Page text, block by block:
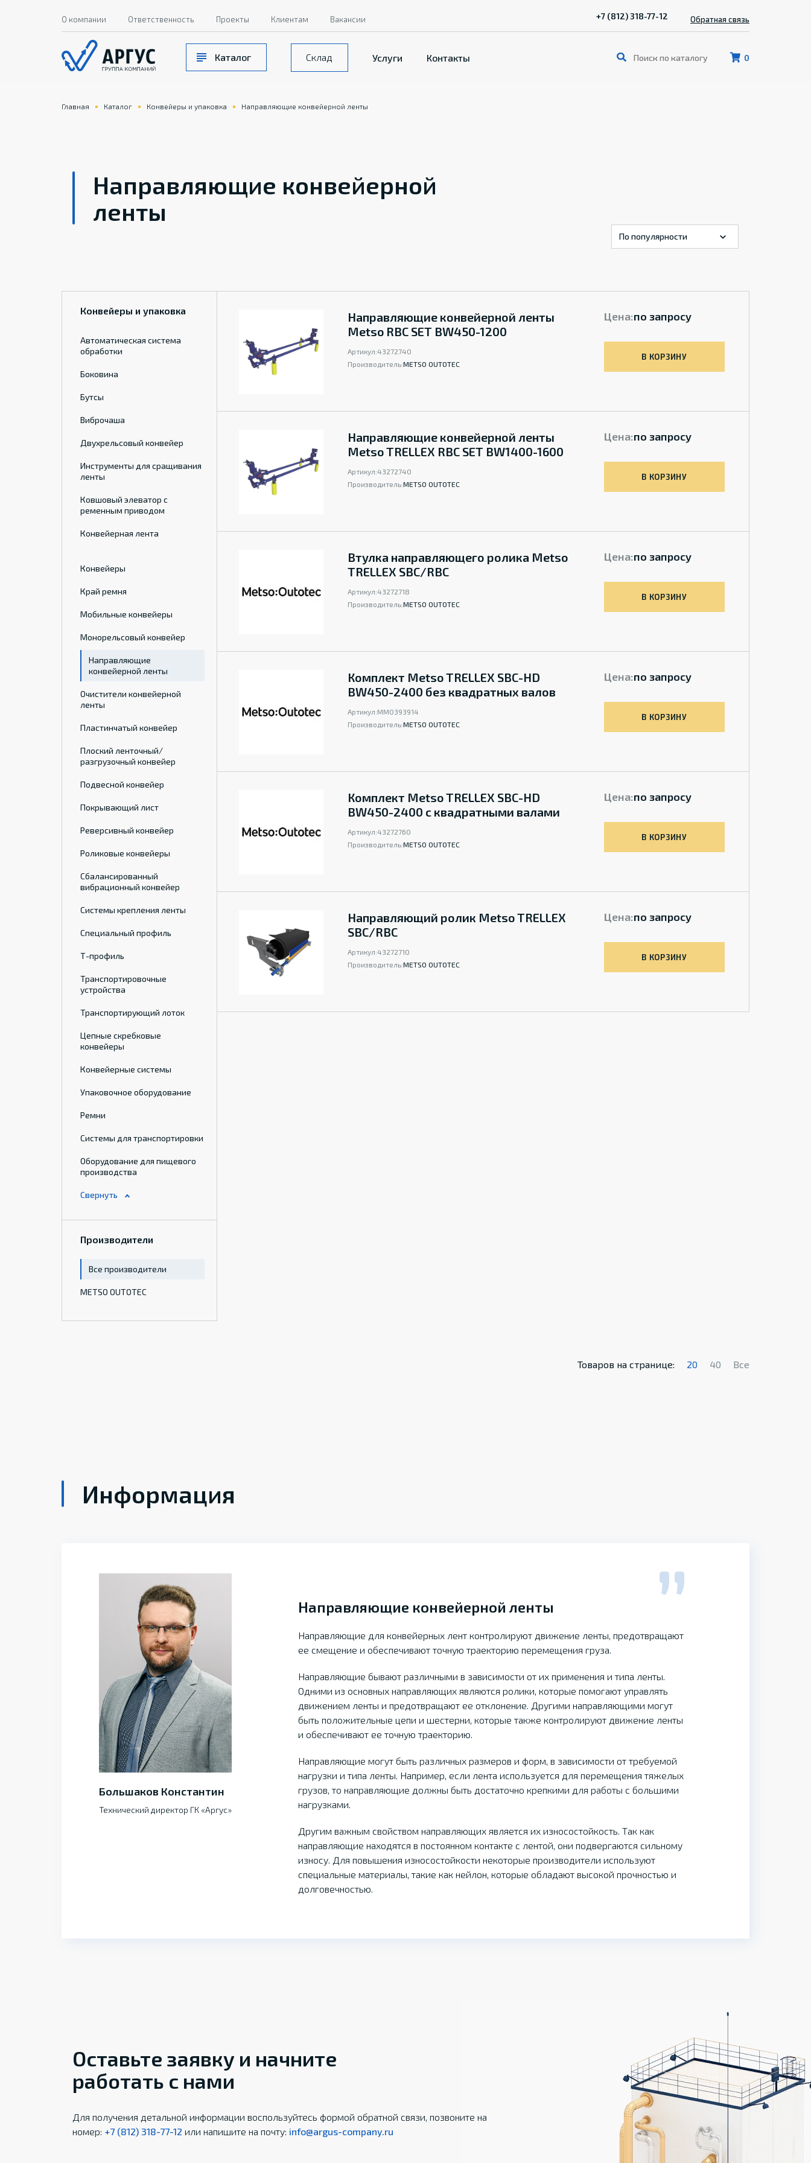
0
Каталог Склад Услуги Контакты
О компании Ответственность Проекты Клиентам Вакансии +7 (812) 318-77-12 Обратная связь
Главная Каталог Конвейеры и упаковка Направляющие конвейерной ленты
Направляющие конвейерной
ленты
Конвейеры и упаковка
Автоматическая система
обработки
Боковина
Бутсы
Виброчаша
Двухрельсовый конвейер
Инструменты для сращивания
ленты
Ковшовый элеватор с
ременным приводом
Конвейерная лента
Конвейеры
Край ремня
Мобильные конвейеры
Монорельсовый конвейер
Направляющие
конвейерной ленты
Очистители конвейерной
ленты
Пластинчатый конвейер
Плоский ленточный/
разгрузочный конвейер
Подвесной конвейер
Покрывающий лист
Реверсивный конвейер
Роликовые конвейеры
Сбалансированный
вибрационный конвейер
Системы крепления ленты
Специальный профиль
Т-профиль
Транспортировочные
устройства
Транспортирующий лоток
Цепные скребковые
конвейеры
Конвейерные системы
Упаковочное оборудование
Ремни
Системы для транспортировки
Оборудование для пищевого
производства
Производители
Все производители
METSO OUTOTEC
Направляющие конвейерной ленты
Metso RBC SET BW450-1200
Артикул:43272740
Производитель:METSO OUTOTEC
Цена:по запросу
В КОРЗИНУ
Направляющие конвейерной ленты
Metso TRELLEX RBC SET BW1400-1600
Артикул:43272740
Производитель:METSO OUTOTEC
Цена:по запросу
В КОРЗИНУ
Втулка направляющего ролика Metso
TRELLEX SBC/RBC
Артикул:43272718
Производитель:METSO OUTOTEC
Цена:по запросу
В КОРЗИНУ
Комплект Metso TRELLEX SBC-HD
BW450-2400 без квадратных валов
Артикул:ММ0393914
Производитель:METSO OUTOTEC
Цена:по запросу
В КОРЗИНУ
Комплект Metso TRELLEX SBC-HD
BW450-2400 с квадратными валами
Артикул:43272760
Производитель:METSO OUTOTEC
Цена:по запросу
В КОРЗИНУ
Направляющий ролик Metso TRELLEX
SBC/RBC
Артикул:43272710
Производитель:METSO OUTOTEC
Цена:по запросу
В КОРЗИНУ
Товаров на странице: 20 40 Все
Информация
Большаков Константин
Технический директор ГК «Аргус»
Направляющие конвейерной ленты
Направляющие для конвейерных лент контролируют движение ленты, предотвращают
ее смещение и обеспечивают точную траекторию перемещения груза.
Направляющие бывают различными в зависимости от их применения и типа ленты.
Одними из основных направляющих являются ролики, которые помогают управлять
движением ленты и предотвращают ее отклонение. Другими направляющими могут
быть положительные цепи и шестерни, которые также контролируют движение ленты
и обеспечивают ее точную траекторию.
Направляющие могут быть различных размеров и форм, в зависимости от требуемой
нагрузки и типа ленты. Например, если лента используется для перемещения тяжелых
грузов, то направляющие должны быть достаточно крепкими для работы с большими
нагрузками.
Другим важным свойством направляющих является их износостойкость. Так как
направляющие находятся в постоянном контакте с лентой, они подвергаются сильному
износу. Для повышения износостойкости некоторые производители используют
специальные материалы, такие как нейлон, которые обладают высокой прочностью и
долговечностью.
Оставьте заявку и начните
работать с нами
Для получения детальной информации воспользуйтесь формой обратной связи, позвоните на
номер: +7 (812) 318-77-12 или напишите на почту: info@argus-company.ru